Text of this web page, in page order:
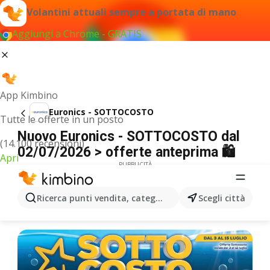
Volantini attuali sempre a portata di mano
Aggiungi a Chrome - GRATIS
App Kimbino
Tutte le offerte in un posto
(14.100 recensioni)
Apri
Ricerca punti vendita, categorie, prodotti...Scegli città
Euronics - SOTTOCOSTO
Nuovo Euronics - SOTTOCOSTO dal
02/07/2026 > offerte anteprima 🛍️
PUBBLICITÀ